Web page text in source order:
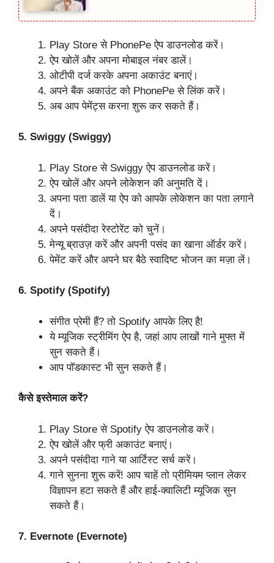
Play Store से PhonePe ऐप डाउनलोड करें।
ऐप खोलें और अपना मोबाइल नंबर डालें।
ओटीपी दर्ज करके अपना अकाउंट बनाएं।
अपने बैंक अकाउंट को PhonePe से लिंक करें।
अब आप पेमेंट्स करना शुरू कर सकते हैं।
5. Swiggy (Swiggy)
Play Store से Swiggy ऐप डाउनलोड करें।
ऐप खोलें और अपने लोकेशन की अनुमति दें।
अपना पता डालें या ऐप को आपके लोकेशन का पता लगाने
दें।
अपने पसंदीदा रेस्टोरेंट को चुनें।
मेन्यू ब्राउज़ करें और अपनी पसंद का खाना ऑर्डर करें।
पेमेंट करें और अपने घर बैठे स्वादिष्ट भोजन का मज़ा लें।
6. Spotify (Spotify)
संगीत प्रेमी हैं? तो Spotify आपके लिए है!
ये म्यूजिक स्ट्रीमिंग ऐप है, जहां आप लाखों गाने मुफ्त में
सुन सकते हैं।
आप पॉडकास्ट भी सुन सकते हैं।
कैसे इस्तेमाल करें?
Play Store से Spotify ऐप डाउनलोड करें।
ऐप खोलें और फ्री अकाउंट बनाएं।
अपने पसंदीदा गाने या आर्टिस्ट सर्च करें।
गाने सुनना शुरू करें! आप चाहें तो प्रीमियम प्लान लेकर
विज्ञापन हटा सकते हैं और हाई-क्वालिटी म्यूजिक सुन
सकते हैं।
7. Evernote (Evernote)